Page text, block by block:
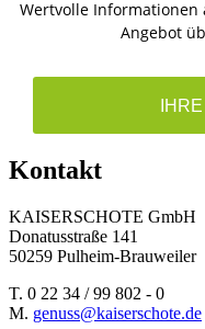
Wertvolle Informationen
Angebot
Kontakt
KAISERSCHOTE GmbH
Donatusstraße 141
50259 Pulheim-Brauweiler
T. 0 22 34 / 99 802 - 0
M. genuss@kaiserschote.de